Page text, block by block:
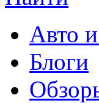
Авто
Блоги